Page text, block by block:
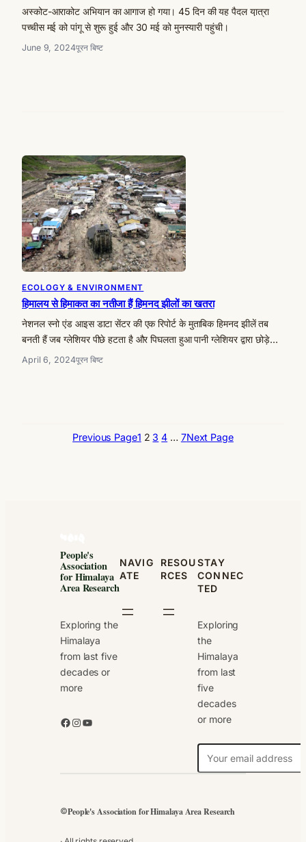
अस्कोट-आराकोट अभियान का आगाज हो गया। 45 दिन की यह पैदल या़त्रा
पच्चीस मई को पांगू से शुरू हुई और 30 मई को मुनस्यारी पहुंची।
June 9, 2024पूरन बिष्ट
ECOLOGY & ENVIRONMENT
हिमालय से हिमाकत का नतीजा हैं हिमनद झीलों का खतरा
नेशनल स्नो एंड आइस डाटा सेंटर की एक रिपोर्ट के मुताबिक हिमनद झीलें तब
बनती हैं जब ग्लेशियर पीछे हटता है और पिघलता हुआ पानी ग्लेशियर द्वारा छोड़े…
April 6, 2024पूरन बिष्ट
Previous Page1 2 3 4 … 7Next Page
People's
Association
for Himalaya
Area Research
Exploring the
Himalaya
from last five
decades or
more
Facebook Instagram YouTube
NAVIG
ATE
RESOU
RCES
STAY
CONNEC
TED
Exploring
the
Himalaya
from last
five
decades
or more
e
l
©People's Association for Himalaya Area Research